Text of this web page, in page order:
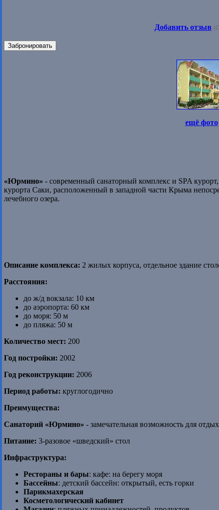
Добавить отзыв
Забронировать
ещё фото
«Юрмино» - современный санаторный комплекс и SPA
курорта Саки, расположенный в западной части Крыма
лечебного озера.
Описание комплекса: 2 жилых корпуса, отдельное здание
Расстояния:
до ж/д вокзала: 10 км
до аэропорта: 60 км
до моря: 50 м
до пляжа: 50 м
Количество мест: 200
Год постройки: 2002
Год реконструкции: 2006
Период работы: круглогодично
Преимущества:
Санаторий «Юрмино» - замечательная возможность для
Питание: 3-разовое «шведский» стол
Инфраструктура:
Рестораны и бары: кафе: на берегу моря
Бассейны: детский бассейн: открытый, есть горки
Парикмахерская
Косметологический кабинет